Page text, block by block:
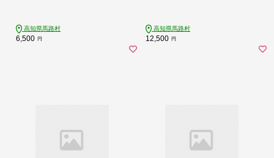
高知県馬路村
6,500 円
高知県馬路村
12,500 円